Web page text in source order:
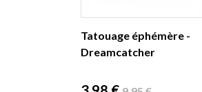
Tatouage éphémère -
Dreamcatcher